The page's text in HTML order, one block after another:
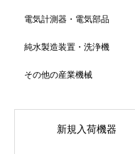
電気計測器・電気部品
純水製造装置・洗浄機
その他の産業機械
新規入荷機器